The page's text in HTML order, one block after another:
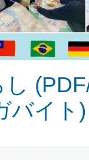
バイト)